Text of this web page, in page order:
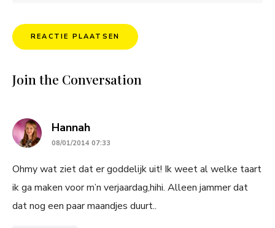
Join the Conversation
Hannahsays:
08/01/2014 07:33
Ohmy wat ziet dat er goddelijk uit! Ik weet al welke taart
ik ga maken voor m’n verjaardag,hihi. Alleen jammer dat
dat nog een paar maandjes duurt..